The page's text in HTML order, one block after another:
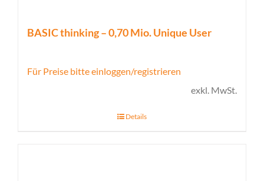
BASIC thinking – 0,70 Mio. Unique User
Für Preise bitte einloggen/registrieren
exkl. MwSt.
Details